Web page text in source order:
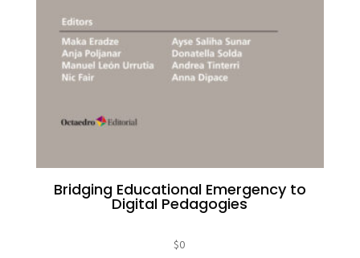
Bridging Educational Emergency to
Digital Pedagogies
$0